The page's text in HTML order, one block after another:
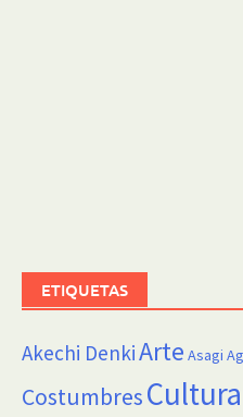
ETIQUETAS
Akechi DenkiArte Asagi
Costumbres